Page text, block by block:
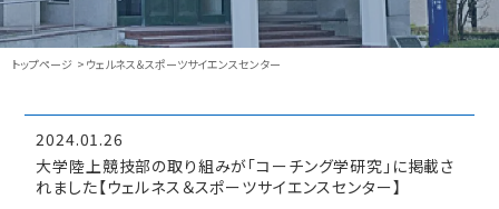
トップページ ウェルネス＆スポーツサイエンスセンター
2024.01.26
大学陸上競技部の取り組みが「コーチング学研究」に掲載さ
れました【ウェルネス＆スポーツサイエンスセンター】